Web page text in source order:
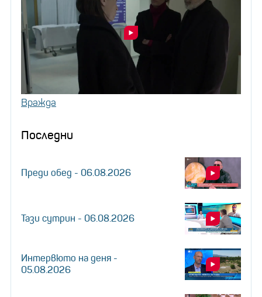
Вражда
Последни
Преди обед - 06.08.2026
Тази сутрин - 06.08.2026
Интервюто на деня -
05.08.2026